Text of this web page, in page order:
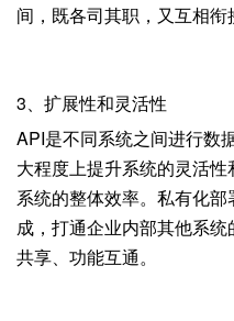
间，既各司其职，又互相衔
3、扩展性和灵活性
API是不同系统之间进行数
大程度上提升系统的灵活
系统的整体效率。私有化
成，打通企业内部其他系
共享、功能互通。